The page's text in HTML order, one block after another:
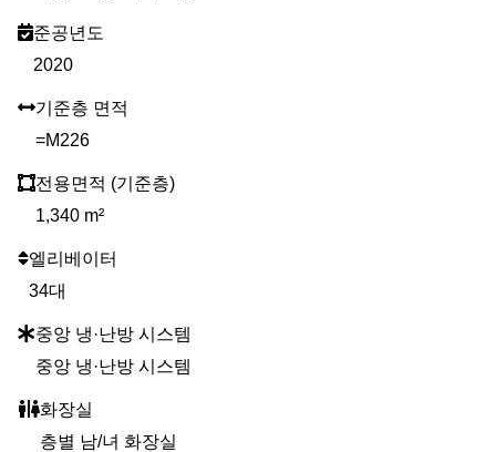
준공년도
2020
기준층 면적
=M226
전용면적 (기준층)
1,340 m²
엘리베이터
34대
중앙 냉·난방 시스템
중앙 냉·난방 시스템
화장실
층별 남/녀 화장실